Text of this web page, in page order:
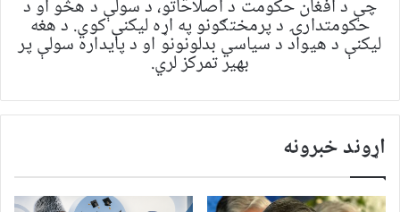
چې د افغان حکومت د اصلاحاتو، د سولې د هڅو او د
حکومتدارۍ د پرمختګونو په اړه لیکنې کوي. د هغه
لیکنې د هیواد د سیاسي بدلونونو او د پایداره سولې پر
بهیر تمرکز لري.
اړوند خبرونه